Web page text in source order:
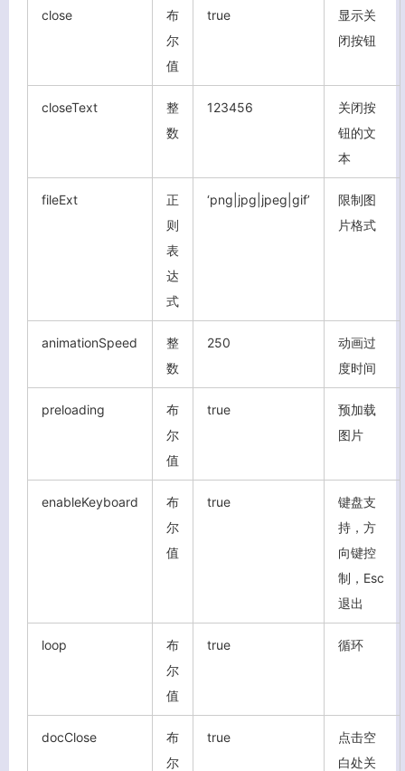
close
布
尔
值
true
显示关
闭按钮
closeText
整
数
123456
关闭按
钮的文
本
fileExt
正
则
表
达
式
‘png|jpg|jpeg|gif’
限制图
片格式
animationSpeed
整
数
250
动画过
度时间
preloading
布
尔
值
true
预加载
图片
enableKeyboard
布
尔
值
true
键盘支
持，方
向键控
制，Esc
退出
loop
布
尔
值
true 循环
docClose
布
尔
true
点击空
白处关